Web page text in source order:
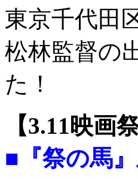
東京千代田
松林監督の
た！
【3.11映画
■『祭の馬